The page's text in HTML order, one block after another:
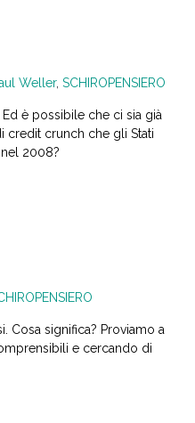
Weller, SCHIROPENSIERO
è possibile che ci sia già
credit crunch che gli Stati
2008?
Cosa significa? Proviamo a
e cercando di